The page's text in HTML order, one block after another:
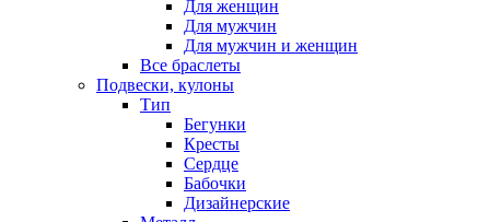
Для женщин
Для мужчин
Для мужчин и женщин
Все браслеты
Подвески, кулоны
Тип
Бегунки
Кресты
Сердце
Бабочки
Дизайнерские